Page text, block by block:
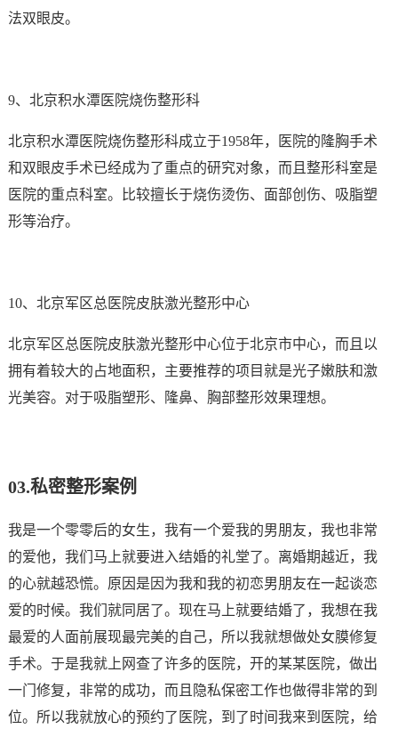
法双眼皮。
9、北京积水潭医院烧伤整形科
北京积水潭医院烧伤整形科成立于1958年，医院的隆胸手术
和双眼皮手术已经成为了重点的研究对象，而且整形科室是
医院的重点科室。比较擅长于烧伤烫伤、面部创伤、吸脂塑
形等治疗。
10、北京军区总医院皮肤激光整形中心
北京军区总医院皮肤激光整形中心位于北京市中心，而且以
拥有着较大的占地面积，主要推荐的项目就是光子嫩肤和激
光美容。对于吸脂塑形、隆鼻、胸部整形效果理想。
03.私密整形案例
我是一个零零后的女生，我有一个爱我的男朋友，我也非常
的爱他，我们马上就要进入结婚的礼堂了。离婚期越近，我
的心就越恐慌。原因是因为我和我的初恋男朋友在一起谈恋
爱的时候。我们就同居了。现在马上就要结婚了，我想在我
最爱的人面前展现最完美的自己，所以我就想做处女膜修复
手术。于是我就上网查了许多的医院，开的某某医院，做出
一门修复，非常的成功，而且隐私保密工作也做得非常的到
位。所以我就放心的预约了医院，到了时间我来到医院，给